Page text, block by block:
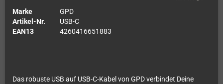
Marke
GPD
Artikel-Nr.
USB-C
EAN13
4260416651883
Das robuste USB auf USB-C-Kabel von GPD verbindet Deine